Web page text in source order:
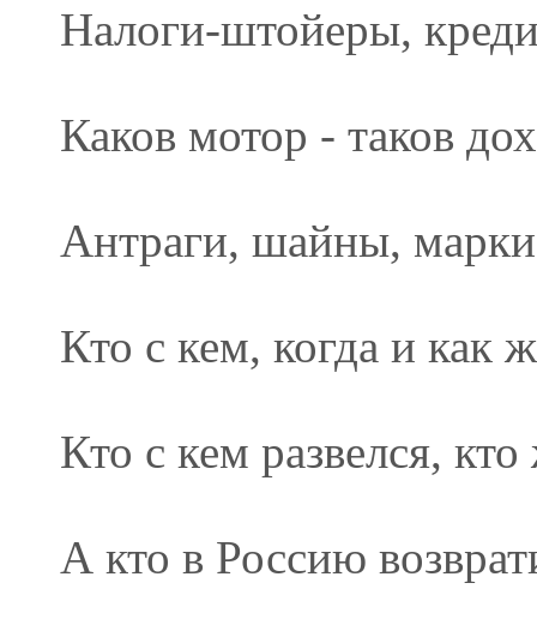
Налоги-штойеры,
Каков мотор - таков
Антраги, шайны,
Кто с кем, когда и как
Кто с кем развелся,
А кто в Россию